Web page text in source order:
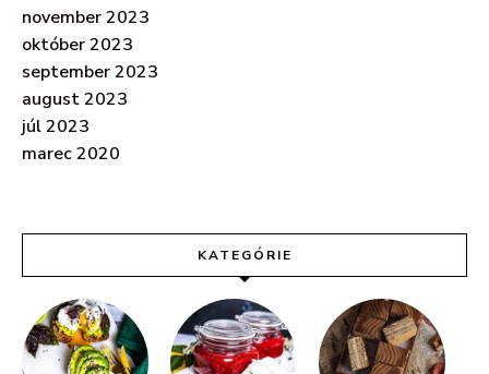
november 2023
október 2023
september 2023
august 2023
júl 2023
marec 2020
KATEGÓRIE